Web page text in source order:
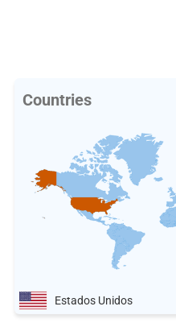
Countries
Estados Unidos